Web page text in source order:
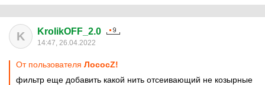
K KrolikOFF_2.0
14:47, 26.04.2022
От пользователя ЛососZ!
фильтр еще добавить какой нить отсеивающий не козырные